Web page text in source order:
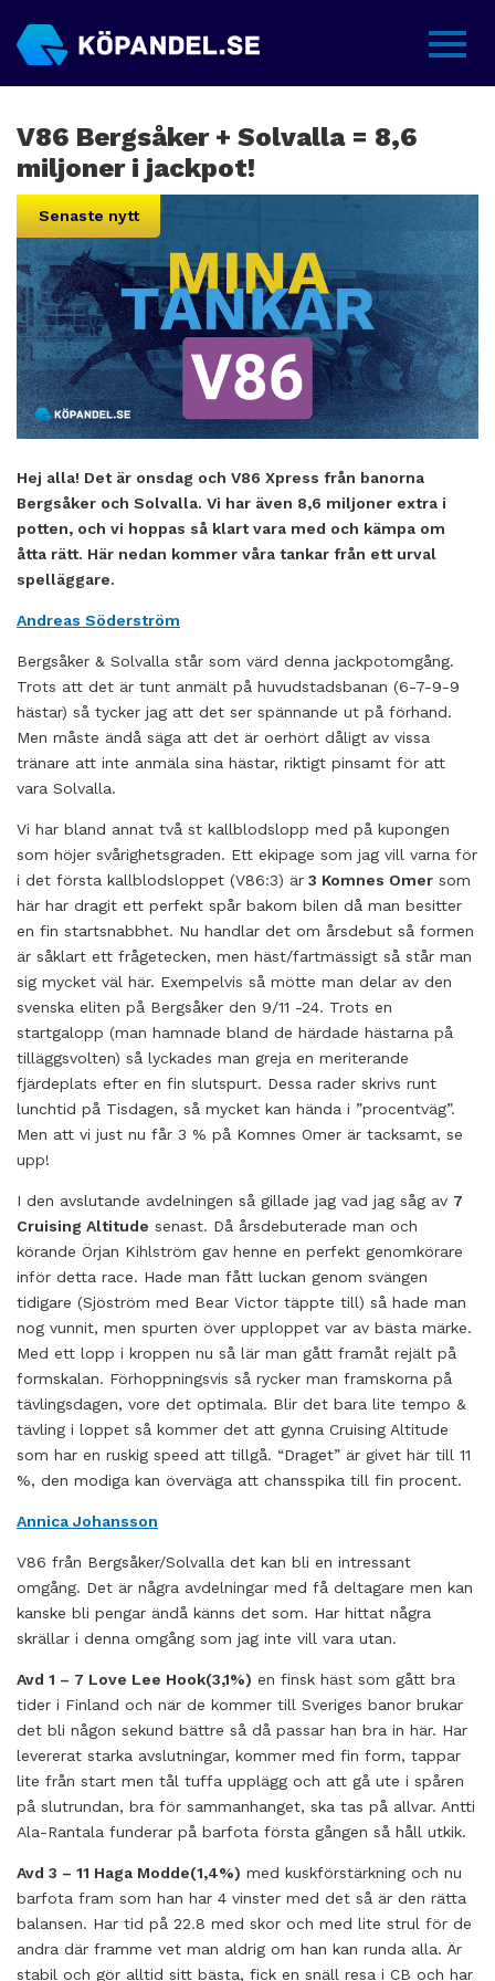
V86 Bergsåker + Solvalla = 8,6
miljoner i jackpot!
Senaste nytt
Hej alla! Det är onsdag och V86 Xpress från banorna
Bergsåker och Solvalla. Vi har även 8,6 miljoner extra i
potten, och vi hoppas så klart vara med och kämpa om
åtta rätt. Här nedan kommer våra tankar från ett urval
spelläggare.
Andreas Söderström
Bergsåker & Solvalla står som värd denna jackpotomgång.
Trots att det är tunt anmält på huvudstadsbanan (6-7-9-9
hästar) så tycker jag att det ser spännande ut på förhand.
Men måste ändå säga att det är oerhört dåligt av vissa
tränare att inte anmäla sina hästar, riktigt pinsamt för att
vara Solvalla.
Vi har bland annat två st kallblodslopp med på kupongen
som höjer svårighetsgraden. Ett ekipage som jag vill varna för
i det första kallblodsloppet (V86:3) är 3 Komnes Omer som
här har dragit ett perfekt spår bakom bilen då man besitter
en fin startsnabbhet. Nu handlar det om årsdebut så formen
är såklart ett frågetecken, men häst/fartmässigt så står man
sig mycket väl här. Exempelvis så mötte man delar av den
svenska eliten på Bergsåker den 9/11 -24. Trots en
startgalopp (man hamnade bland de härdade hästarna på
tilläggsvolten) så lyckades man greja en meriterande
fjärdeplats efter en fin slutspurt. Dessa rader skrivs runt
lunchtid på Tisdagen, så mycket kan hända i ”procentväg”.
Men att vi just nu får 3 % på Komnes Omer är tacksamt, se
upp!
I den avslutande avdelningen så gillade jag vad jag såg av 7
Cruising Altitude senast. Då årsdebuterade man och
körande Örjan Kihlström gav henne en perfekt genomkörare
inför detta race. Hade man fått luckan genom svängen
tidigare (Sjöström med Bear Victor täppte till) så hade man
nog vunnit, men spurten över upploppet var av bästa märke.
Med ett lopp i kroppen nu så lär man gått framåt rejält på
formskalan. Förhoppningsvis så rycker man framskorna på
tävlingsdagen, vore det optimala. Blir det bara lite tempo &
tävling i loppet så kommer det att gynna Cruising Altitude
som har en ruskig speed att tillgå. “Draget” är givet här till 11
%, den modiga kan överväga att chansspika till fin procent.
Annica Johansson
V86 från Bergsåker/Solvalla det kan bli en intressant
omgång. Det är några avdelningar med få deltagare men kan
kanske bli pengar ändå känns det som. Har hittat några
skrällar i denna omgång som jag inte vill vara utan.
Avd 1 – 7 Love Lee Hook(3,1%) en finsk häst som gått bra
tider i Finland och när de kommer till Sveriges banor brukar
det bli någon sekund bättre så då passar han bra in här. Har
levererat starka avslutningar, kommer med fin form, tappar
lite från start men tål tuffa upplägg och att gå ute i spåren
på slutrundan, bra för sammanhanget, ska tas på allvar. Antti
Ala-Rantala funderar på barfota första gången så håll utkik.
Avd 3 – 11 Haga Modde(1,4%) med kuskförstärkning och nu
barfota fram som han har 4 vinster med det så är den rätta
balansen. Har tid på 22.8 med skor och med lite strul för de
andra där framme vet man aldrig om han kan runda alla. Är
stabil och gör alltid sitt bästa, fick en snäll resa i CB och har